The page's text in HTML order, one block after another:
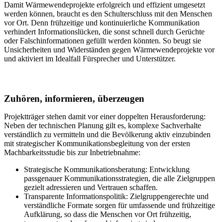
Damit Wärmewendeprojekte erfolgreich und effizient umgesetzt
werden können, braucht es den Schulterschluss mit den Menschen
vor Ort. Denn frühzeitige und kontinuierliche Kommunikation
verhindert Informationslücken, die sonst schnell durch Gerüchte
oder Falschinformationen gefüllt werden könnten. So beugt sie
Unsicherheiten und Widerständen gegen Wärmewendeprojekte vor
und aktiviert im Idealfall Fürsprecher und Unterstützer.
Zuhören, informieren, überzeugen
Projektträger stehen damit vor einer doppelten Herausforderung:
Neben der technischen Planung gilt es, komplexe Sachverhalte
verständlich zu vermitteln und die Bevölkerung aktiv einzubinden
mit strategischer Kommunikationsbegleitung von der ersten
Machbarkeitsstudie bis zur Inbetriebnahme:
Strategische Kommunikationsberatung: Entwicklung
passgenauer Kommunikationsstrategien, die alle Zielgruppen
gezielt adressieren und Vertrauen schaffen.
Transparente Informationspolitik: Zielgruppengerechte und
verständliche Formate sorgen für umfassende und frühzeitige
Aufklärung, so dass die Menschen vor Ort frühzeitig,